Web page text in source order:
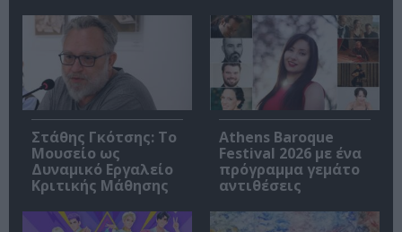
Στάθης Γκότσης: Το
Μουσείο ως
Δυναμικό Εργαλείο
Κριτικής Μάθησης
Athens Baroque
Festival 2026 με ένα
πρόγραμμα γεμάτο
αντιθέσεις